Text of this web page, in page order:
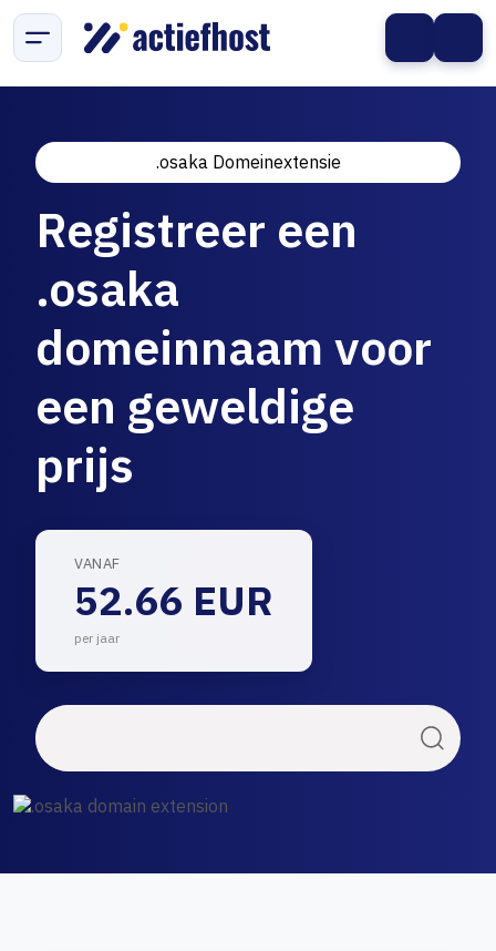
.osaka Domeinextensie
Registreer een
.osaka
domeinnaam voor
een geweldige
prijs
VANAF
52.66 EUR
per jaar